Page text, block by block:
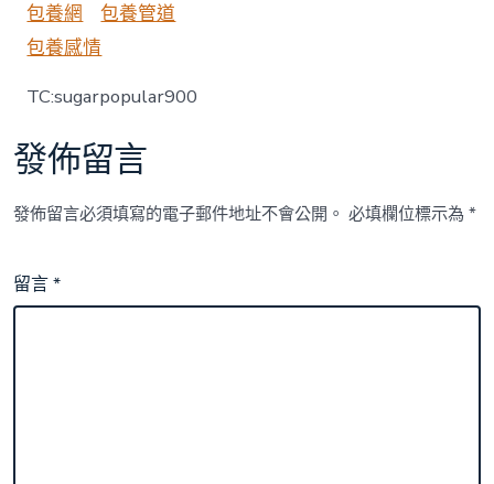
包養網
包養管道
包養感情
TC:sugarpopular900
發佈留言
發佈留言必須填寫的電子郵件地址不會公開。 必填欄位標示為*
留言*